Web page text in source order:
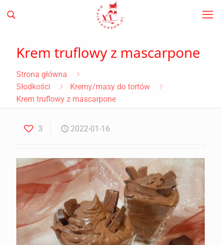
Krem truflowy z mascarpone
Strona główna
Słodkości
Kremy/masy do tortów
Krem truflowy z mascarpone
3 2022-01-16